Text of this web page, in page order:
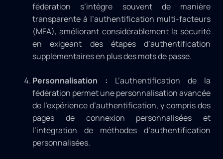
fédération s’intègre souvent de manière
transparente à l’authentification multi-facteurs
(MFA), améliorant considérablement la sécurité
en exigeant des étapes d’authentification
supplémentaires en plus des mots de passe.
Personnalisation : L’authentification de la
fédération permet une personnalisation avancée
de l’expérience d’authentification, y compris des
pages de connexion personnalisées et
l’intégration de méthodes d’authentification
personnalisées.